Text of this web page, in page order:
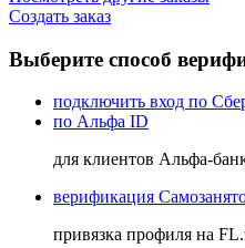
Создать заказ
Выберите способ
подключить вход по
по Альфа ID
для клиентов Альфа-
верификация
привязка профиля на